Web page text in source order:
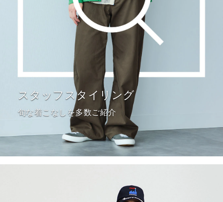
スタッフスタイリング
旬な着こなしを多数ご紹介